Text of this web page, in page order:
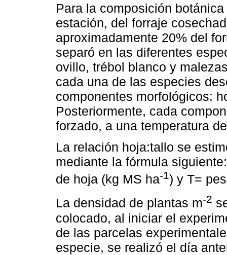
Para la composición
estación, del forraje
aproximadamente 20% del
separó en las diferentes
ovillo, trébol blanco y
cada una de las especies
componentes morfológicos:
Posteriormente, cada
forzado, a una temperatura
La relación hoja:tallo se
mediante la fórmula
de hoja (kg MS ha-1) y T=
La densidad de plantas m-2
colocado, al iniciar el
de las parcelas
especie, se realizó el día